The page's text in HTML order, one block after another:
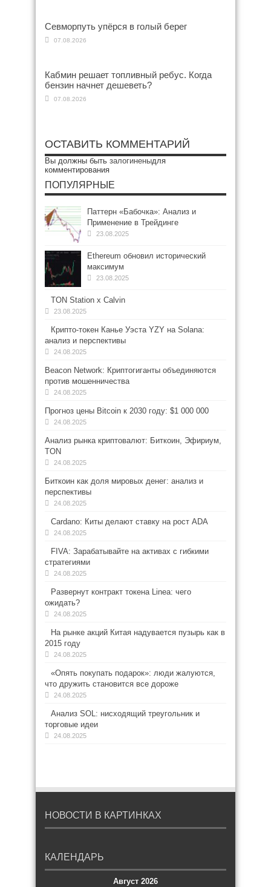
Севморпуть упёрся в голый берег
07.08.2026
Кабмин решает топливный ребус. Когда
бензин начнет дешеветь?
07.08.2026
ОСТАВИТЬ КОММЕНТАРИЙ
Вы должны быть залогиненыдля
комментирования
ПОПУЛЯРНЫЕ
Паттерн «Бабочка»: Анализ и
Применение в Трейдинге
23.08.2025
Ethereum обновил исторический
максимум
23.08.2025
TON Station x Calvin
23.08.2025
Крипто-токен Канье Уэста YZY на Solana:
анализ и перспективы
24.08.2025
Beacon Network: Криптогиганты объединяются
против мошенничества
24.08.2025
Прогноз цены Bitcoin к 2030 году: $1 000 000
24.08.2025
Анализ рынка криптовалют: Биткоин, Эфириум,
TON
24.08.2025
Биткоин как доля мировых денег: анализ и
перспективы
24.08.2025
Cardano: Киты делают ставку на рост ADA
24.08.2025
FIVA: Зарабатывайте на активах с гибкими
стратегиями
24.08.2025
Развернут контракт токена Linea: чего
ожидать?
24.08.2025
На рынке акций Китая надувается пузырь как в
2015 году
24.08.2025
«Опять покупать подарок»: люди жалуются,
что дружить становится все дороже
24.08.2025
Анализ SOL: нисходящий треугольник и
торговые идеи
24.08.2025
НОВОСТИ В КАРТИНКАХ
КАЛЕНДАРЬ
Август 2026